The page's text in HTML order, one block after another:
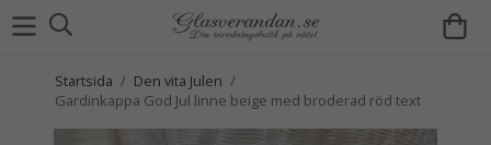
Startsida / Den vita Julen /
Gardinkappa God Jul linne beige med broderad röd text